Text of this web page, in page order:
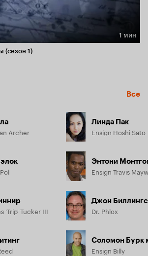
1 мин
Вступительные титры (сезон 1)
Все
Archer
'Trip' Tucker III
Линда Пак
Ensign Hoshi Sato
Энтони
Ensign Travis
Джон
Dr. Phlox
Соломон Бурк
Ensign Billy